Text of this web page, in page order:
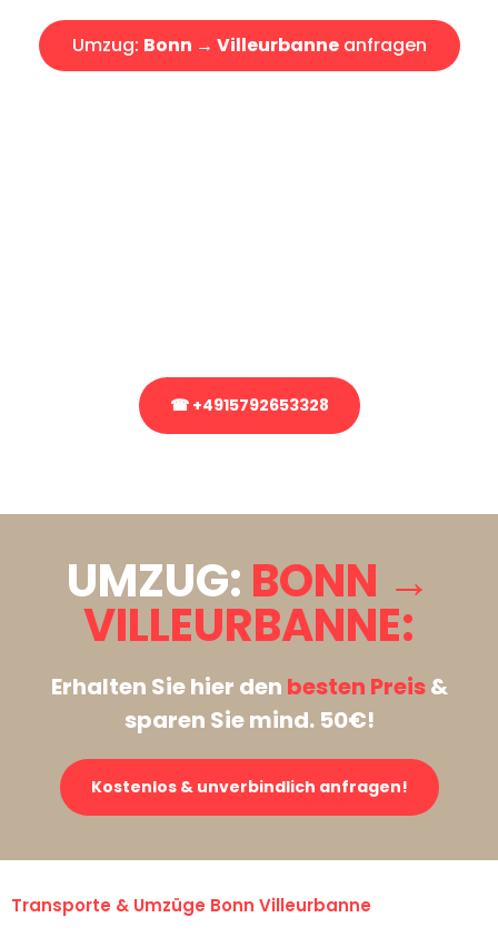
Umzug: Bonn → Villeurbanneanfragen
☎ +4915792653328
UMZUG: BONN →
VILLEURBANNE:
Erhalten Sie hier den besten Preis&
sparen Sie mind. 50€!
Kostenlos & unverbindlich anfragen!
Transporte & Umzüge Bonn Villeurbanne